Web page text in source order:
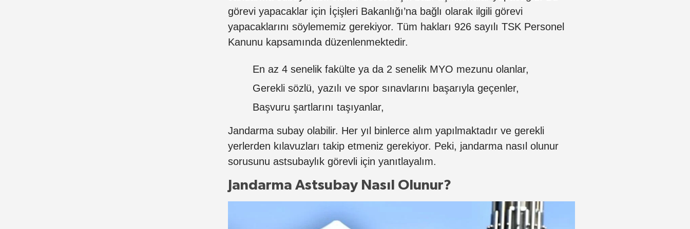
görevi yapacaklar için İçişleri Bakanlığı’na bağlı olarak ilgili görevi
yapacaklarını söylememiz gerekiyor. Tüm hakları 926 sayılı TSK Personel
Kanunu kapsamında düzenlenmektedir.
En az 4 senelik fakülte ya da 2 senelik MYO mezunu olanlar,
Gerekli sözlü, yazılı ve spor sınavlarını başarıyla geçenler,
Başvuru şartlarını taşıyanlar,
Jandarma subay olabilir. Her yıl binlerce alım yapılmaktadır ve gerekli
yerlerden kılavuzları takip etmeniz gerekiyor. Peki, jandarma nasıl olunur
sorusunu astsubaylık görevli için yanıtlayalım.
Jandarma Astsubay Nasıl Olunur?